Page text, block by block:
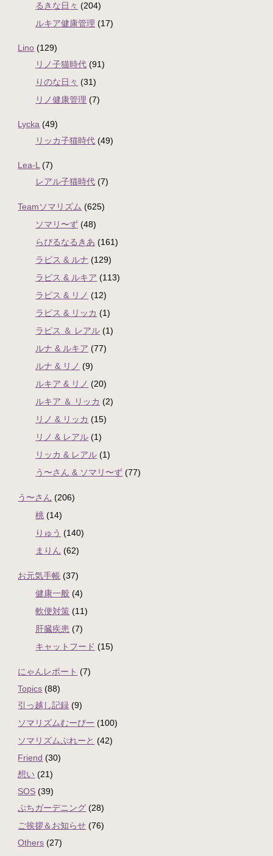
るきな日々 (204)
ルキア健康管理 (17)
Lino (129)
リノ子猫時代 (91)
りのな日々 (31)
リノ健康管理 (7)
Lycka (49)
リッカ子猫時代 (49)
Lea-L(7)
レアル子猫時代 (7)
Teamソマリズム (625)
ソマリ〜ず (48)
らぴるなるきあ (161)
ラピス & ルナ (129)
ラピス & ルキア (113)
ラピス & リノ (12)
ラピス & リッカ (1)
ラピス ＆ レアル (1)
ルナ & ルキア (77)
ルナ & リノ (9)
ルキア & リノ (20)
ルキア ＆ リッカ (2)
リノ & リッカ (15)
リノ & レアル (1)
リッカ & レアル (1)
う〜さん & ソマリ〜ず (77)
う〜さん (206)
桃 (14)
りゅう (140)
まりん (62)
お元気手帳 (37)
健康一般 (4)
軟便対策 (11)
肝臓疾患 (7)
キャットフード (15)
にゃんレポート (7)
Topics (88)
引っ越し記録 (9)
ソマリズムむーびー (100)
ソマリズムぷれーと (42)
Friend (30)
想い (21)
SOS (39)
ぷちガーデニング (28)
ご挨拶＆お知らせ (76)
Others (27)